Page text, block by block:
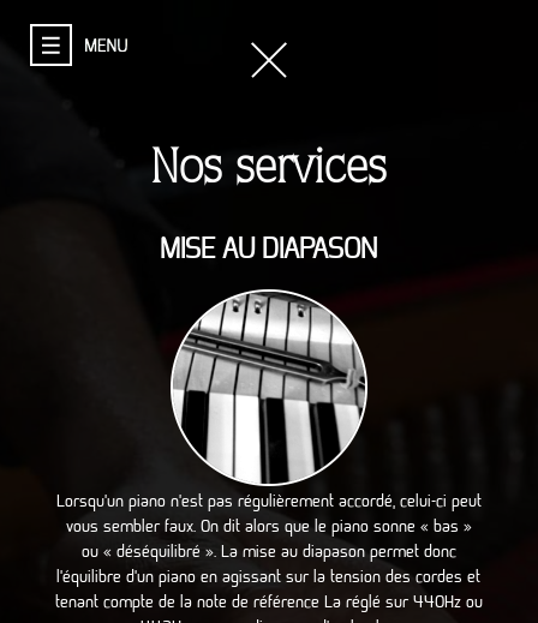
Nos services
MISE AU DIAPASON
Lorsqu’un piano n’est pas régulièrement accordé, celui-ci peut
vous sembler faux. On dit alors que le piano sonne « bas »
ou « déséquilibré ». La mise au diapason permet donc
l’équilibre d’un piano en agissant sur la tension des cordes et
tenant compte de la note de référence La réglé sur 440Hz ou